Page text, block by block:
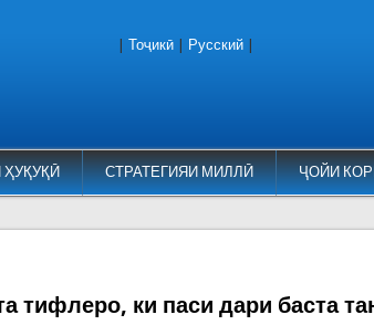
СТРАТЕГИЯИ МИЛЛӢ ҶОЙИ
Тоҷикӣ Русский
тифлеро, ки паси дари баста